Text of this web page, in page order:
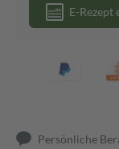
E-Rezept
Persönliche